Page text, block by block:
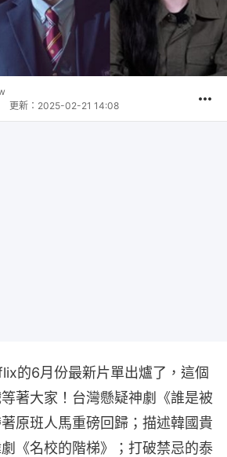
更新： 2025-02-21 14:08
的6月份最新片單出爐了，這個
著大家！台灣懸疑神劇《誰是被
原班人馬重磅回歸；描述韓國貴
《名校的階梯》；打破禁忌的泰